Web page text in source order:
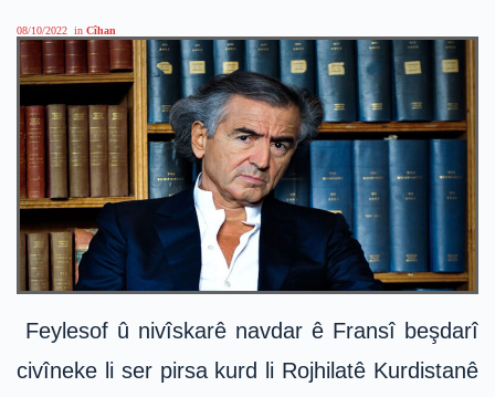
08/10/2022 in Cîhan
Feylesof û nivîskarê navdar ê Fransî beşdarî
civîneke li ser pirsa kurd li Rojhilatê Kurdistanê